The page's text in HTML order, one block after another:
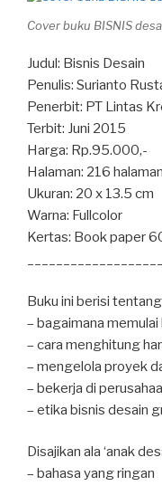
Cover buku BISNIS
Judul: Bisnis Desain
Penulis: Surianto
Penerbit: PT Lintas
Terbit: Juni 2015
Harga: Rp.95.000,-
Halaman: 216 halaman
Ukuran: 20 x 13.5 cm
Warna: Fullcolor
Kertas: Book paper
Buku ini berisi
– bagaimana
– cara menghitung
– mengelola proyek
– bekerja di
– etika bisnis desain
Disajikan ala ‘anak
– bahasa yang ringan